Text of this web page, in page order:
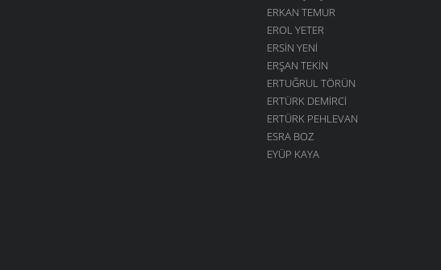
ERKAN TEMUR
EROL YETER
ERSIN YENI
ERŞAN TEKIN
ERTUĞRUL TÖRÜN
ERTÜRK DEMIRCI
ERTÜRK PEHLEVAN
ESRA BOZ
EYÜP KAYA